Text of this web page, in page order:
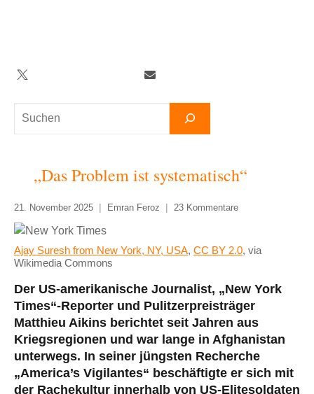
Suchen
Twitter TelegramNewsletter
„Das Problem ist systematisch“
21. November 2025 Emran Feroz 23 Kommentare
Ajay Suresh from New York, NY, USA, CC BY 2.0, via
Wikimedia Commons
Der US-amerikanische Journalist, „New York
Times“-Reporter und Pulitzerpreisträger
Matthieu Aikins berichtet seit Jahren aus
Kriegsregionen und war lange in Afghanistan
unterwegs. In seiner jüngsten Recherche
„America’s Vigilantes“ beschäftigte er sich mit
der Rachekultur innerhalb von US-Elitesoldaten